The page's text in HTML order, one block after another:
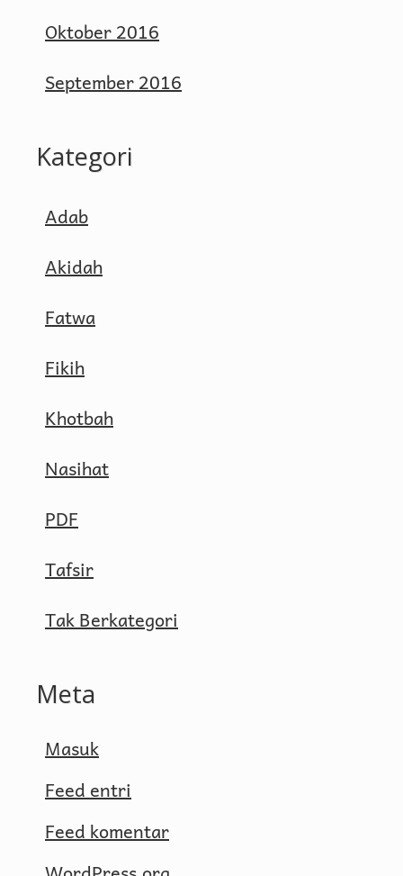
Oktober 2016
September 2016
Kategori
Adab
Akidah
Fatwa
Fikih
Khotbah
Nasihat
PDF
Tafsir
Tak Berkategori
Meta
Masuk
Feed entri
Feed komentar